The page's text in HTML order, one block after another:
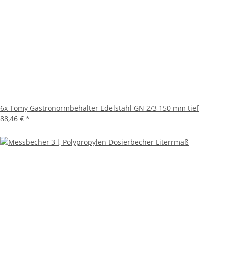
6x Tomy Gastronormbehälter Edelstahl GN 2/3 150 mm tief
88,46 € *